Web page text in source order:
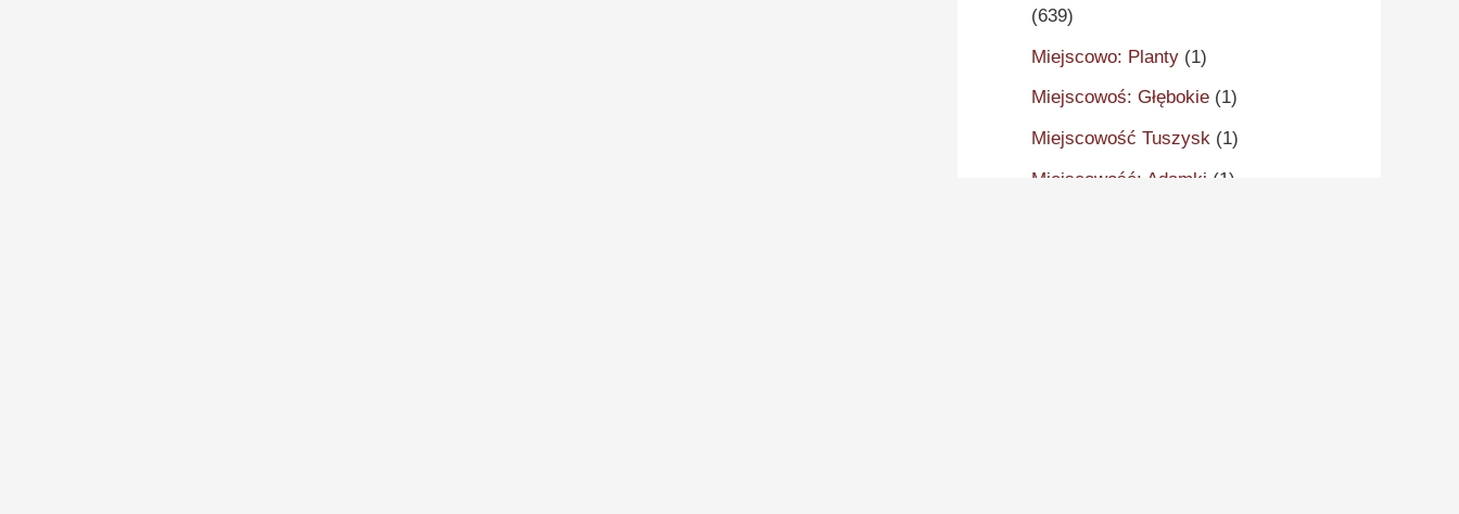
(639)
Miejscowo: Planty (1)
Miejscowoś: Głębokie (1)
Miejscowość Tuszysk (1)
Miejscowość: Adamki (1)